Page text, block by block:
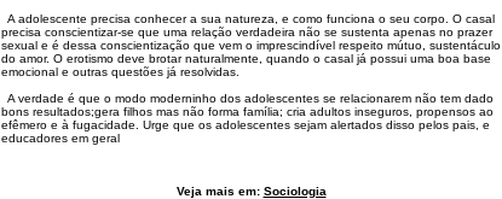
A adolescente precisa conhecer a sua natureza, e como funciona o seu corpo. O casal
precisa conscientizar-se que uma relação verdadeira não se sustenta apenas no prazer
sexual e é dessa conscientização que vem o imprescindível respeito mútuo, sustentáculo
do amor. O erotismo deve brotar naturalmente, quando o casal já possui uma boa base
emocional e outras questões já resolvidas.
A verdade é que o modo moderninho dos adolescentes se relacionarem não tem dado
bons resultados;gera filhos mas não forma família; cria adultos inseguros, propensos ao
efêmero e à fugacidade. Urge que os adolescentes sejam alertados disso pelos pais, e
educadores em geral
Veja mais em: Sociologia